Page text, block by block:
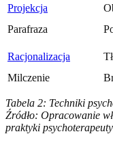
Projekcja
Parafraza
Racjonalizacja
Milczenie
Tabela 2: Techniki
Źródło: Opracowanie
praktyki